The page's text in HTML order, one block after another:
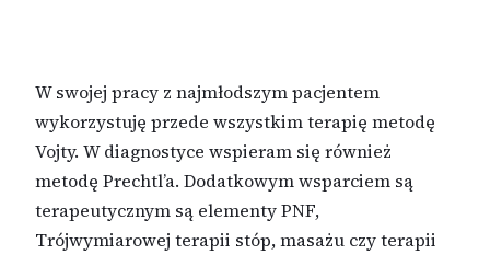
W swojej pracy z najmłodszym pacjentem
wykorzystuję przede wszystkim terapię metodę
Vojty. W diagnostyce wspieram się również
metodę Prechtl’a. Dodatkowym wsparciem są
terapeutycznym są elementy PNF,
Trójwymiarowej terapii stóp, masażu czy terapii